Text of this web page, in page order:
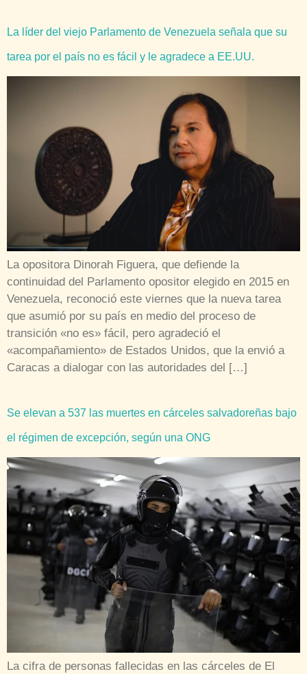
La líder del viejo Parlamento de Venezuela señala que su
tarea por el país no es fácil y le agradece a EE.UU.
La opositora Dinorah Figuera, que defiende la
continuidad del Parlamento opositor elegido en 2015 en
Venezuela, reconoció este viernes que la nueva tarea
que asumió por su país en medio del proceso de
transición «no es» fácil, pero agradeció el
«acompañamiento» de Estados Unidos, que la envió a
Caracas a dialogar con las autoridades del […]
Se elevan a 537 las muertes en cárceles salvadoreñas bajo
el régimen de excepción, según una ONG
La cifra de personas fallecidas en las cárceles de El